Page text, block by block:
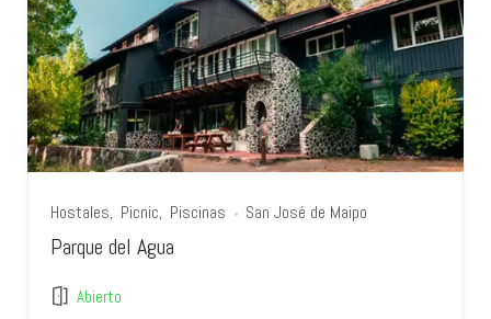
Hostales Picnic Piscinas San José de Maipo
Parque del Agua
Abierto